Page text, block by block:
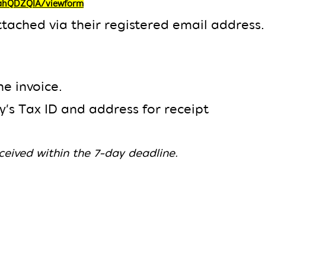
viewform
via their registered email address.
invoice.
Tax ID and address for receipt
within the 7-day deadline.